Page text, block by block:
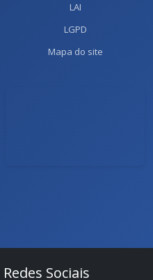
LAI
LGPD
Mapa do site
Sociais